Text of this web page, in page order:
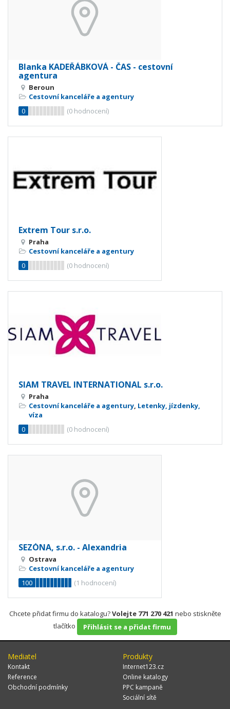
Blanka KADEŘÁBKOVÁ - ČAS - cestovní
agentura
Beroun
Cestovní kanceláře a agentury
0
(0 hodnocení)
Extrem Tour s.r.o.
Praha
Cestovní kanceláře a agentury
0
(0 hodnocení)
SIAM TRAVEL INTERNATIONAL s.r.o.
Praha
Cestovní kanceláře a agentury, Letenky, jízdenky,
víza
0
(0 hodnocení)
SEZÓNA, s.r.o. - Alexandria
Ostrava
Cestovní kanceláře a agentury
100
(1 hodnocení)
Chcete přidat firmu do katalogu?Volejte 771 270 421 nebo stiskněte
tlačítko
Přihlásit se a přidat firmu
Mediatel
Kontakt
Reference
Obchodní podmínky
Produkty
Internet123.cz
Online katalogy
PPC kampaně
Sociální sítě